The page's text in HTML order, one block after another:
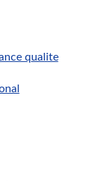
qualite